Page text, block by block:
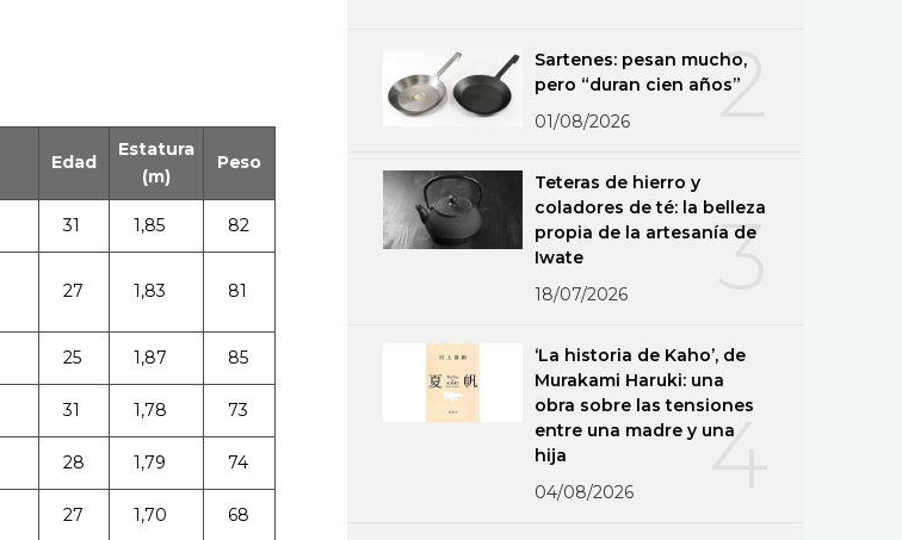
Edad
Estatura
(m)
Peso
31 1,85 82
27 1,83 81
25 1,87 85
31 1,78 73
28 1,79 74
27 1,70 68
2
Sartenes: pesan mucho,
pero “duran cien años”
01/08/2026
3
Teteras de hierro y
coladores de té: la belleza
propia de la artesanía de
Iwate
18/07/2026
4
‘La historia de Kaho’, de
Murakami Haruki: una
obra sobre las tensiones
entre una madre y una
hija
04/08/2026